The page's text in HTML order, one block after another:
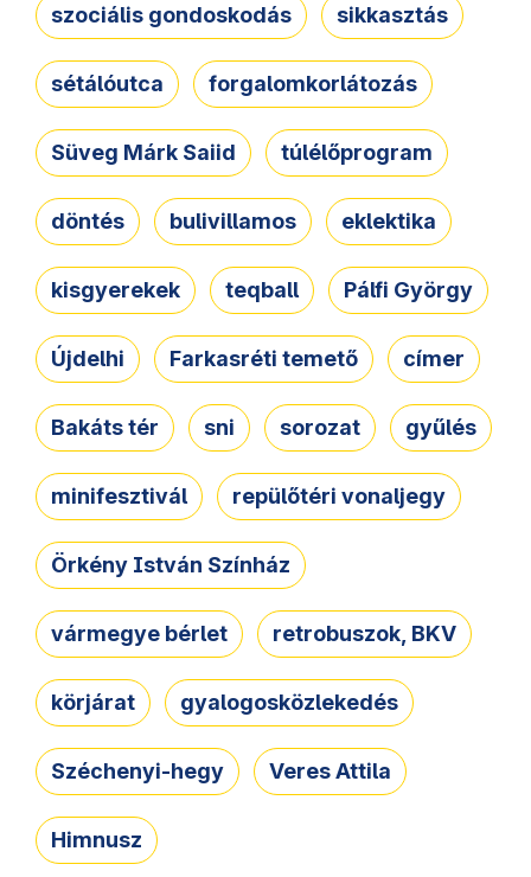
szociális gondoskodás sikkasztás
sétálóutca forgalomkorlátozás
Süveg Márk Saiid túlélőprogram
döntés bulivillamos eklektika
kisgyerekek teqball Pálfi György
Újdelhi Farkasréti temető címer
Bakáts tér sni sorozat gyűlés
minifesztivál repülőtéri vonaljegy
Örkény István Színház
vármegye bérlet retrobuszok, BKV
körjárat gyalogosközlekedés
Széchenyi-hegy Veres Attila
Himnusz